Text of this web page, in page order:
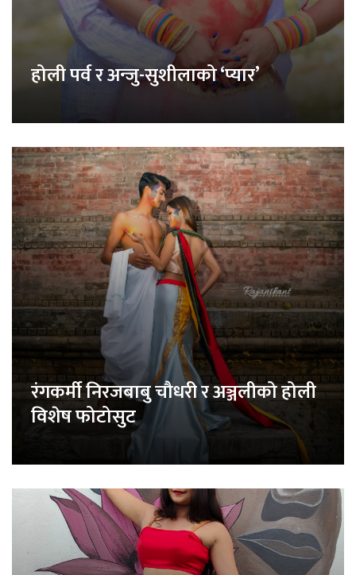
होली पर्व र अन्जु-सुशीलाको ‘प्यार’
रंगकर्मी निरजबाबु चौधरी र अञ्जलीको होली
विशेष फोटोसुट